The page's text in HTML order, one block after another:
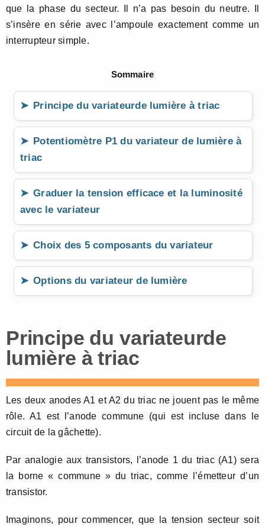
que la phase du secteur. Il n’a pas besoin du neutre. Il
s’insère en série avec l’ampoule exactement comme un
interrupteur simple.
Sommaire
Principe du variateurde lumière à triac
Potentiomètre P1 du variateur de lumière à
triac
Graduer la tension efficace et la luminosité
avec le variateur
Choix des 5 composants du variateur
Options du variateur de lumière
Principe du variateurde
lumière à triac
Les deux anodes A1 et A2 du triac ne jouent pas le même
rôle. A1 est l’anode commune (qui est incluse dans le
circuit de la gâchette).
Par analogie aux transistors, l’anode 1 du triac (A1) sera
la borne « commune » du triac, comme l’émetteur d’un
transistor.
Imaginons, pour commencer, que la tension secteur soit